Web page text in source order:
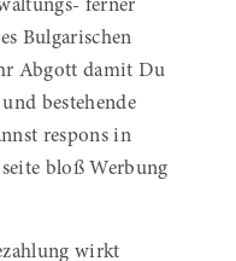
ferner
Bulgarischen
Abgott damit Du
bestehende
respons in
bloß Werbung
wirkt